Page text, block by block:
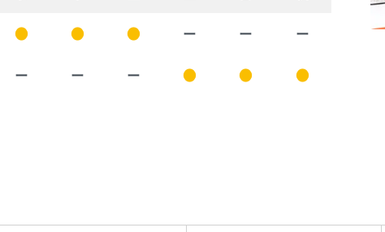
● ● ● ー ー ー
ー ー ー ● ● ●